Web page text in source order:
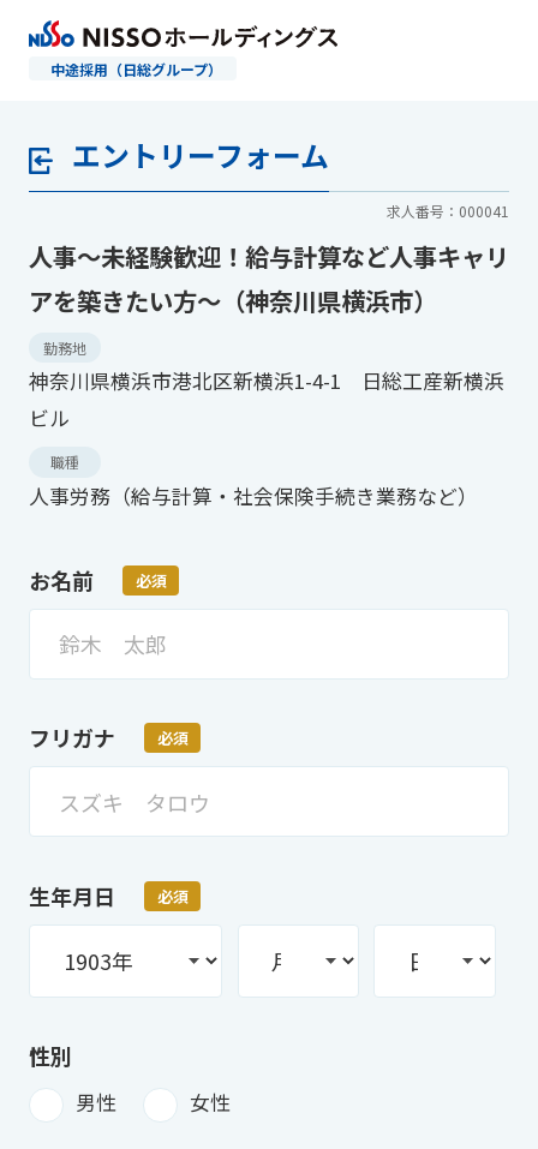
中途採用（日総グループ）
エントリーフォーム
求人番号：000041
人事～未経験歓迎！給与計算など人事キャリ
アを築きたい方～（神奈川県横浜市）
勤務地
神奈川県横浜市港北区新横浜1-4-1 日総工産新横浜
ビル
職種
人事労務（給与計算・社会保険手続き業務など）
お名前 必須
フリガナ 必須
生年月日 必須
性別
男性 女性